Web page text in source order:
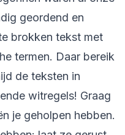
geordend en
brokken tekst met
termen. Daar bereik
de teksten in
witregels! Graag
je geholpen hebben.